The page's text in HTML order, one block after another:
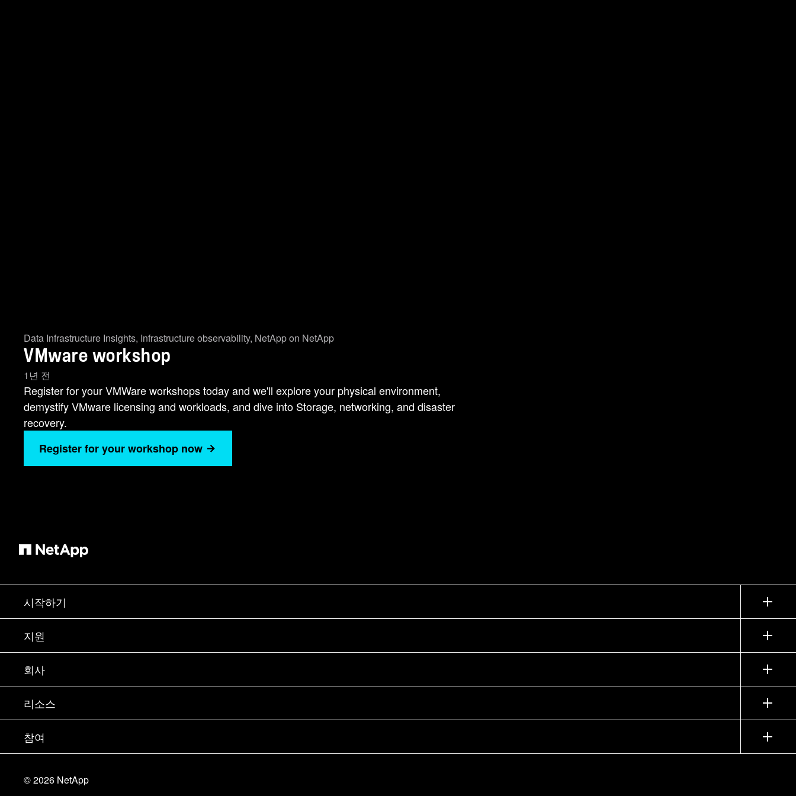
Data Infrastructure Insights, Infrastructure observability, NetApp on NetApp
VMware workshop
1년 전
Register for your VMWare workshops today and we'll explore your physical environment,
demystify VMware licensing and workloads, and dive into Storage, networking, and disaster
recovery.
Register for your workshop now
시작하기
구입 방법
세일즈 팀 연락처
파트너 찾기
경영진 브리핑
제품 소개
지원
지원
교육
설명서
커뮤니티
알아보기
회사
회사
파트너
채용
Trust Center
리소스
뉴스룸
이벤트
블로그
참여
사이트 피드백
©2026 NetApp